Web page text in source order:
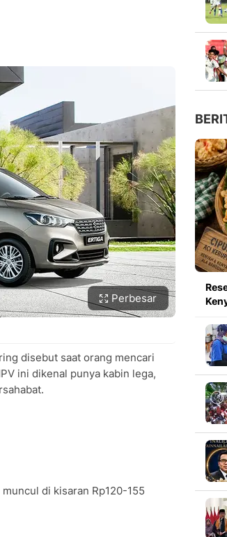
Perbesar
disebut saat orang mencari
ini dikenal punya kabin lega,
di kisaran Rp120-155